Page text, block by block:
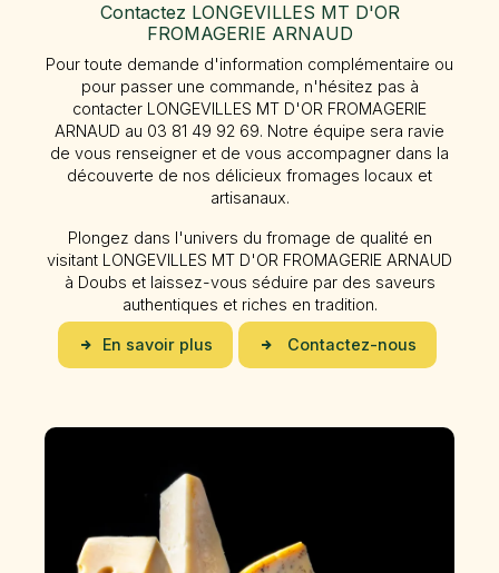
Contactez LONGEVILLES MT D'OR
FROMAGERIE ARNAUD
Pour toute demande d'information complémentaire ou
pour passer une commande, n'hésitez pas à
contacter LONGEVILLES MT D'OR FROMAGERIE
ARNAUD au 03 81 49 92 69. Notre équipe sera ravie
de vous renseigner et de vous accompagner dans la
découverte de nos délicieux fromages locaux et
artisanaux.
Plongez dans l'univers du fromage de qualité en
visitant LONGEVILLES MT D'OR FROMAGERIE ARNAUD
à Doubs et laissez-vous séduire par des saveurs
authentiques et riches en tradition.
En savoir plus Contactez-nous